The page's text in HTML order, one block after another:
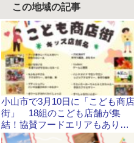
この地域の記事
小山市で3月10日に「こども商店
街」 18組のこども店舗が集
結！協賛フードエリアもありま
す